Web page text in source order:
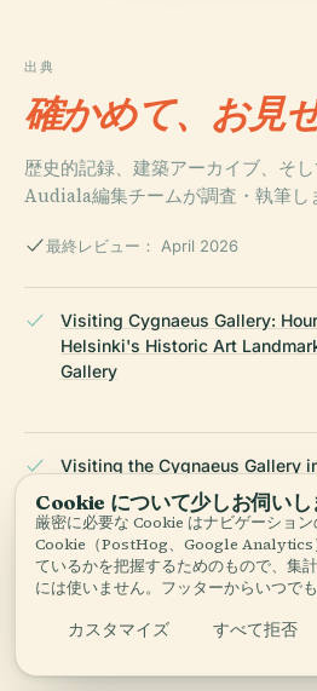
出典
確かめて、お見
歴史的記録、建築アーカイブ、そし
Audiala編集チームが調査・執筆し
最終レビュー： April 2026
Visiting Cygnaeus Gallery:
Helsinki's Historic Art
Gallery
Visiting the Cygnaeus Gallery
Tickets, and Finnish Art
Cygnaeus Gallery Visiting
Guide to Helsinki's Historic Art
Cookie について少しお伺いし
厳密に必要な Cookie はナビゲーショ
Cookie（PostHog、Google Analytics
ているかを把握するためのもので、集
には使いません。フッターからいつでも
カスタマイズ すべて拒否